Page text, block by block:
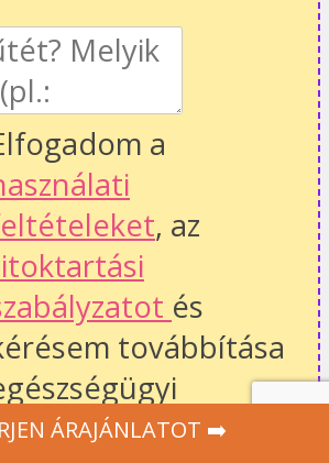
a
, az
és
továbbítása
ÁRAJÁNLATOT ➡️